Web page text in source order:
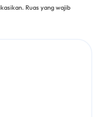
Ruas yang wajib